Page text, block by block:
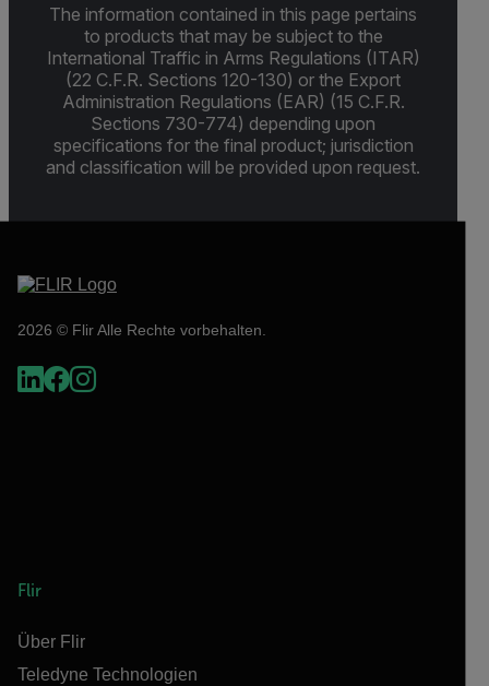
The information contained in this page pertains
to products that may be subject to the
International Traffic in Arms Regulations (ITAR)
(22 C.F.R. Sections 120-130) or the Export
Administration Regulations (EAR) (15 C.F.R.
Sections 730-774) depending upon
specifications for the final product; jurisdiction
and classification will be provided upon request.
2026 © Flir Alle Rechte vorbehalten.
Flir
Über Flir
Teledyne Technologien